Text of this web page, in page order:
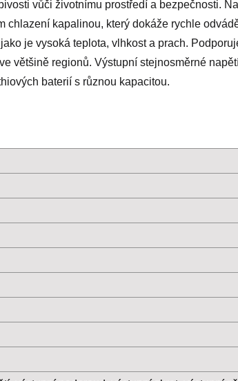
vůči životnímu prostředí a bezpečnosti.
kapalinou, který dokáže rychle
je vysoká teplota, vlhkost a prach.
většině regionů. Výstupní stejnosměrné
baterií s různou kapacitou.